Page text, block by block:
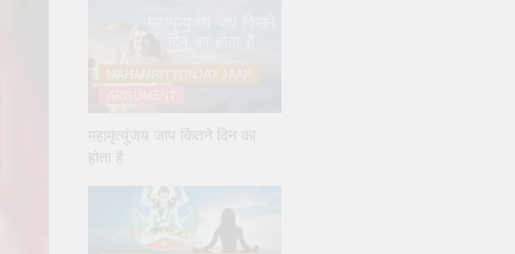
MAHAMRITYUNJAY JAAP
महामृत्युंजय जाप कितने दिन का
होता है